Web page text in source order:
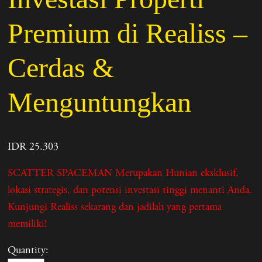
Premium di Realiss –
Cerdas &
Menguntungkan
IDR 25.303
SCATTER SPACEMAN Merupakan Hunian eksklusif,
lokasi strategis, dan potensi investasi tinggi menanti Anda.
Kunjungi Realiss sekarang dan jadilah yang pertama
memiliki!
Quantity: